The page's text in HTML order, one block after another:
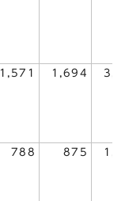
1,571 1,694
788 875